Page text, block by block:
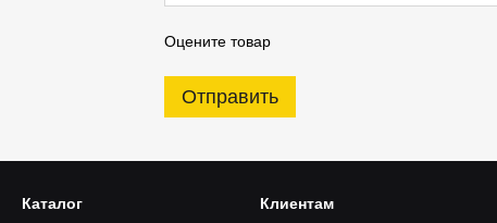
Оцените товар
Отправить
Каталог Клиентам